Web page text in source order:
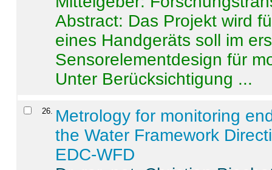
Abstract: Das Projekt wird
eines Handgeräts soll im
Sensorelementdesign für
Unter Berücksichtigung ...
26. Metrology for monitoring
the Water Framework
EDC-WFD